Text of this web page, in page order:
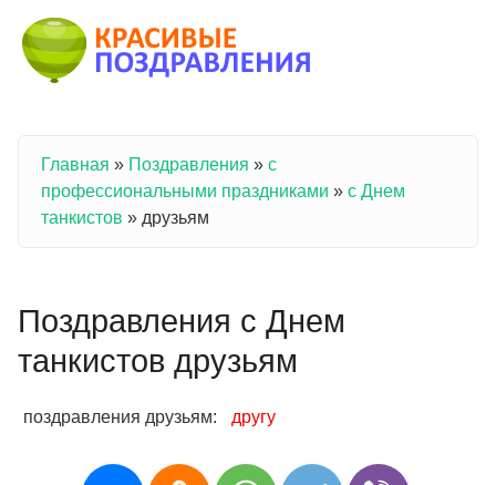
Вы здесь
Главная » Поздравления » с
профессиональными праздниками » с Днем
танкистов » друзьям
Поздравления с Днем
танкистов друзьям
поздравления друзьям: другу